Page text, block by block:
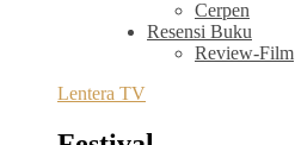
Cerpen
Resensi Buku
Review-Film
Lentera TV